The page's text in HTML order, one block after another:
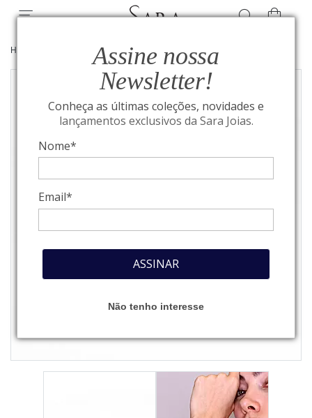
Assine nossa
Newsletter!
Conheça as últimas coleções, novidades e
lançamentos exclusivos da Sara Joias.
Nome*
Email*
ASSINAR
Não tenho interesse
HOME PULSEIRAS